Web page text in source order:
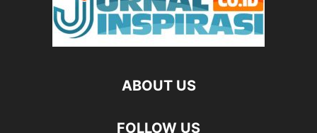
ABOUT US
FOLLOW US